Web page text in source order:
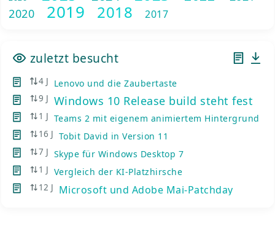
2020
2019 2018 2017
zuletzt besucht
4 J Lenovo und die Zaubertaste
9 J Windows 10 Release build steht fest
1 J Teams 2 mit eigenem animiertem Hintergrund
16 J Tobit David in Version 11
7 J Skype für Windows Desktop 7
1 J Vergleich der KI-Platzhirsche
12 J Microsoft und Adobe Mai-Patchday